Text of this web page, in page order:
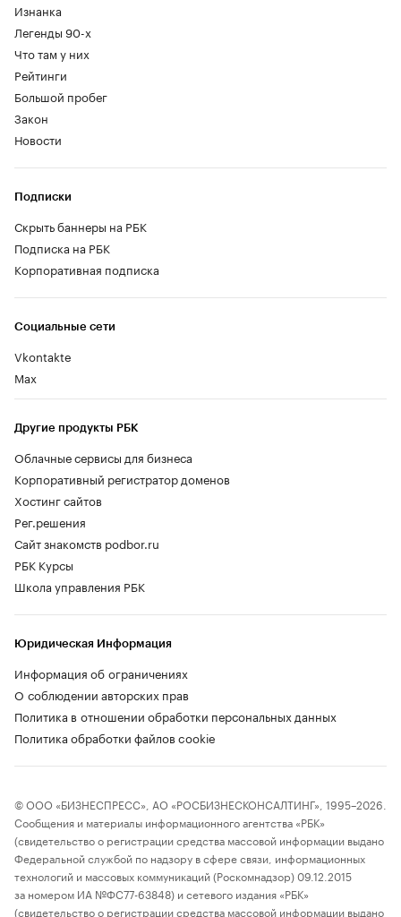
Изнанка
Легенды 90-х
Что там у них
Рейтинги
Большой пробег
Закон
Новости
Социальные сети
Vkontakte
Max
Другие продукты РБК
Облачные сервисы для бизнеса
Корпоративный регистратор доменов
Хостинг сайтов
Рег.решения
Сайт знакомств podbor.ru
РБК Курсы
Школа управления РБК
Подписки
Скрыть баннеры на РБК
Подписка на РБК
Корпоративная подписка
Юридическая Информация
Информация об ограничениях
О соблюдении авторских прав
Политика в отношении обработки персональных данных
Политика обработки файлов cookie
© ООО «БИЗНЕСПРЕСС», АО «РОСБИЗНЕСКОНСАЛТИНГ», 1995–2026.
Сообщения и материалы информационного агентства «РБК»
(свидетельство о регистрации средства массовой информации выдано
Федеральной службой по надзору в сфере связи, информационных
технологий и массовых коммуникаций (Роскомнадзор) 09.12.2015
за номером ИА №ФС77-63848) и сетевого издания «РБК»
(свидетельство о регистрации средства массовой информации выдано